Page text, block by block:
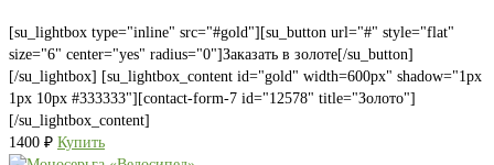
[su_lightbox type="inline" src="#gold"][su_button url="#" style="flat"
size="6" center="yes" radius="0"]Заказать в золоте[/su_button]
[/su_lightbox] [su_lightbox_content id="gold" width=600px" shadow="1px
1px 10px #333333"][contact-form-7 id="12578" title="Золото"]
[/su_lightbox_content]
1400 ₽ Купить